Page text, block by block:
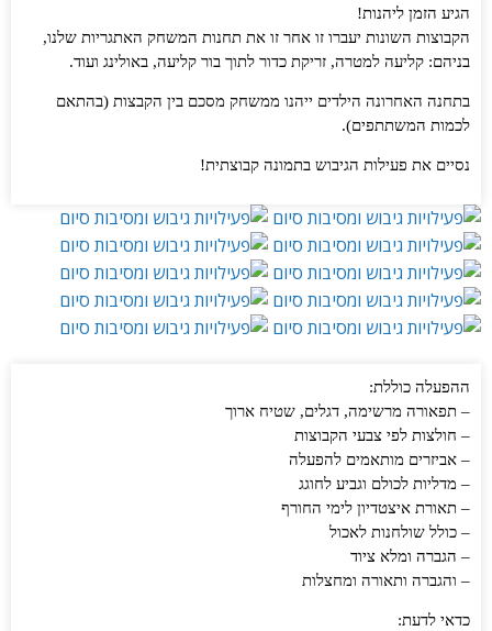
הגיע הזמן ליהנות!
הקבוצות השונות יעברו זו אחר זו את תחנות המשחק האתגריות שלנו,
בניהם: קליעה למטרה, זריקת כדור לתוך בור קליעה, באולינג ועוד.
בתחנה האחרונה הילדים ייהנו ממשחק מסכם בין הקבצות (בהתאם
לכמות המשתתפים).
נסיים את פעילות הגיבוש בתמונה קבוצתית!
ההפעלה כוללת:
– תפאורה מרשימה, דגלים, שטיח ארוך
– חולצות לפי צבעי הקבוצות
– אביזרים מותאמים להפעלה
– מדליות לכולם וגביע לחוגג
– תאורת איצטדיון לימי החורף
– כולל שולחנות לאכול
– הגברה ומלא ציוד
– והגברה ותאורה ומחצלות
כדאי לדעת: